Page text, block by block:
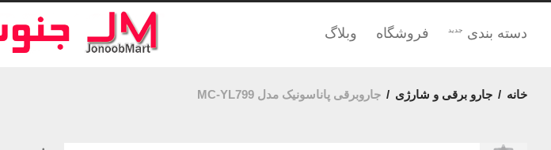
دسته بندی جدید فروشگاه وبلاگ
خانه / جارو برقی و شارژی / جاروبرقی پاناسونیک مدل MC-YL799